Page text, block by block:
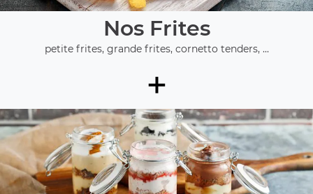
Nos Frites
petite frites, grande frites, cornetto tenders, ...
+